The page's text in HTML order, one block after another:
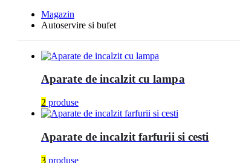
Magazin
Autoservire si bufet
Aparate de incalzit cu lampa
2 produse
Aparate de incalzit farfurii si cesti
3 produse